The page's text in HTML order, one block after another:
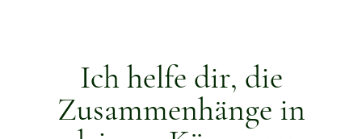
Ich helfe dir, die
Zusammenhänge in